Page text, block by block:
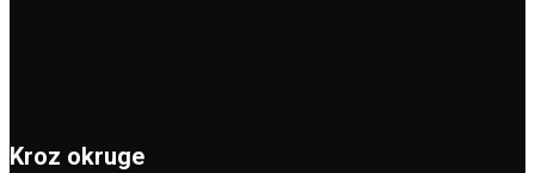
Kroz okruge